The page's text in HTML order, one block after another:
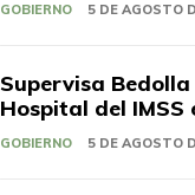
GOBIERNO 5 DE AGOSTO
Supervisa
Hospital del IMSS
GOBIERNO 5 DE AGOSTO